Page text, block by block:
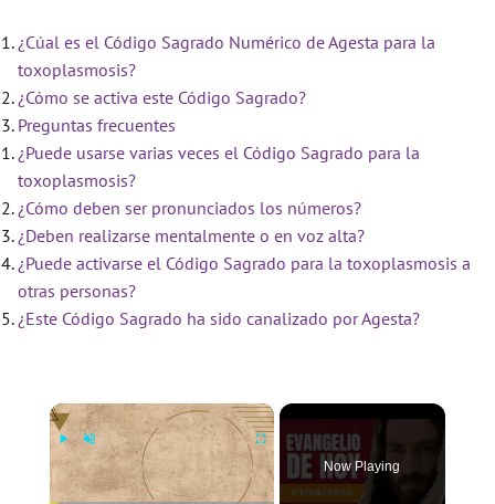
¿Cúal es el Código Sagrado Numérico de Agesta para la
toxoplasmosis?
¿Cómo se activa este Código Sagrado?
Preguntas frecuentes
¿Puede usarse varias veces el Código Sagrado para la
toxoplasmosis?
¿Cómo deben ser pronunciados los números?
¿Deben realizarse mentalmente o en voz alta?
¿Puede activarse el Código Sagrado para la toxoplasmosis a
otras personas?
¿Este Código Sagrado ha sido canalizado por Agesta?
×
Now Playing